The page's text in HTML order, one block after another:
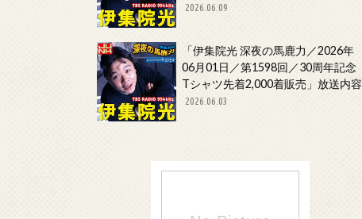
2026.06.09
「伊集院光 深夜の馬鹿力／2026年
06月01日／第1598回／30周年記念
Tシャツ先着2,000着販売」放送内容
2026.06.03